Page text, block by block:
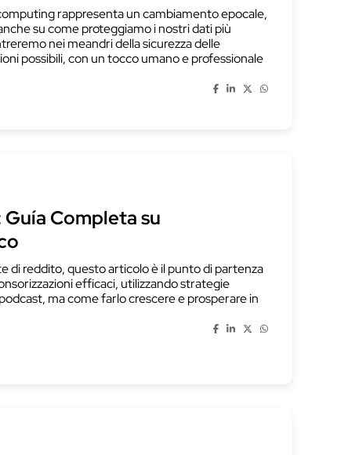
rappresenta un cambiamento epocale,
su come proteggiamo i nostri dati più
nei meandri della sicurezza delle
possibili, con un tocco umano e professionale
Completa su
di reddito, questo articolo è il punto di partenza
efficaci, utilizzando strategie
ma come farlo crescere e prosperare in